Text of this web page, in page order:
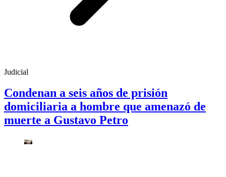
Judicial
Condenan a seis años de prisión
domiciliaria a hombre que amenazó de
muerte a Gustavo Petro